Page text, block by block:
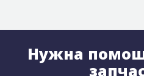
Нужна